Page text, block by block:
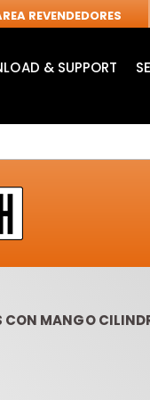
REVENDEDORES
& SUPPORT
CON MANGO